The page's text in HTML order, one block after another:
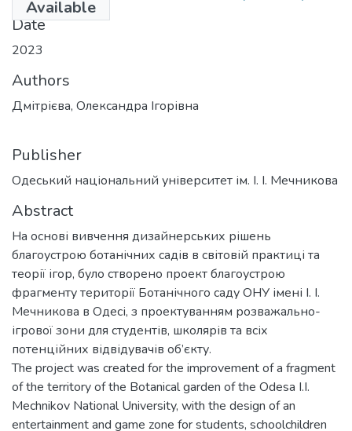
Available
Date
2023
Authors
Дмітрієва, Олександра Ігорівна
Publisher
Одеський національний університет ім. І. І. Мечникова
Abstract
На основі вивчення дизайнерських рішень
благоустрою ботанічних садів в світовій практиці та
теорії ігор, було створено проект благоустрою
фрагменту території Ботанічного саду ОНУ імені І. І.
Мечникова в Одесі, з проектуванням розважально-
ігрової зони для студентів, школярів та всіх
потенційних відвідувачів об’єкту.
The project was created for the improvement of a fragment
of the territory of the Botanical garden of the Odesa I.I.
Mechnikov National University, with the design of an
entertainment and game zone for students, schoolchildren